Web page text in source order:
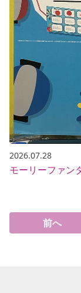
2026.07.28
モーリーファ
前へ